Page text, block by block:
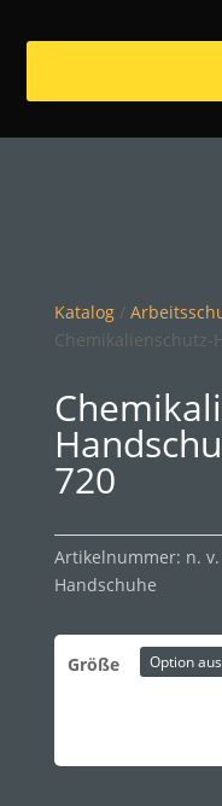
Katalog/
Chemikalienschutz-
720
Artikelnummer: n. v.
Handschuhe
Größe